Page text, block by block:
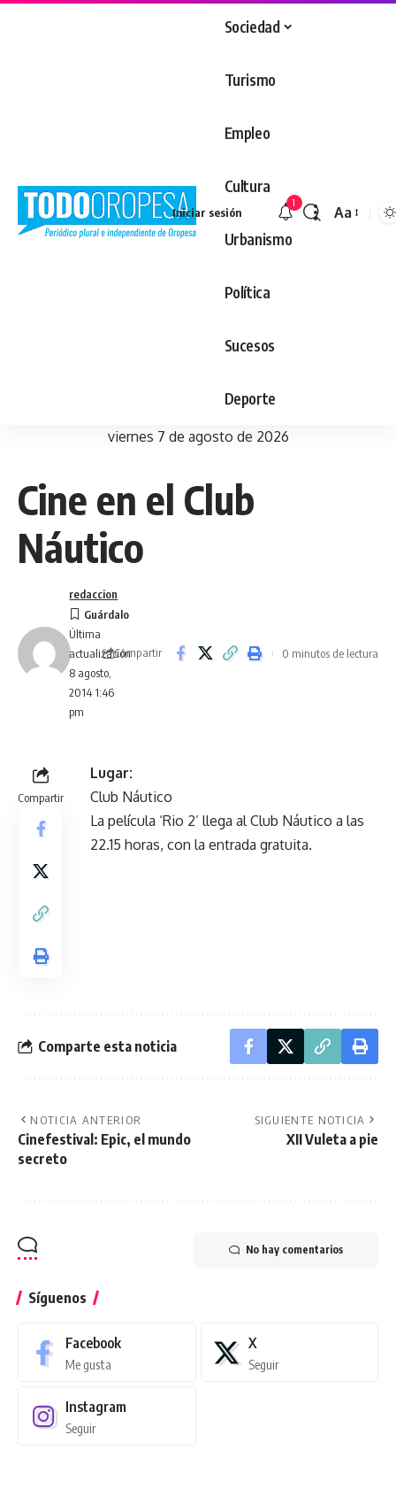
Sociedad
Turismo
Empleo
Cultura
Urbanismo
Política
Sucesos
Deporte
Iniciar sesión
1
Aa
viernes 7 de agosto de 2026
Cine en el Club
Náutico
Última
actualización
8 agosto,
2014 1:46
pm
redaccion
Compartir 0 minutos de lectura
Compartir
Lugar:
Club Náutico
La película ‘Rio 2’ llega al Club Náutico a las
22.15 horas, con la entrada gratuita.
Comparte esta noticia
NOTICIA ANTERIOR
Cinefestival: Epic, el mundo
secreto
SIGUIENTE NOTICIA
XII Vuleta a pie
No hay comentarios
Síguenos
Facebook
Me gusta
X
Seguir
Instagram
Seguir